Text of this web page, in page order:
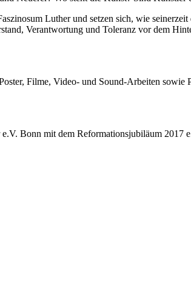
Luther und setzen sich, wie
Verantwortung und Toleranz vor dem
Filme, Video- und Sound-Arbeiten
Bonn mit dem Reformationsjubiläum 2017